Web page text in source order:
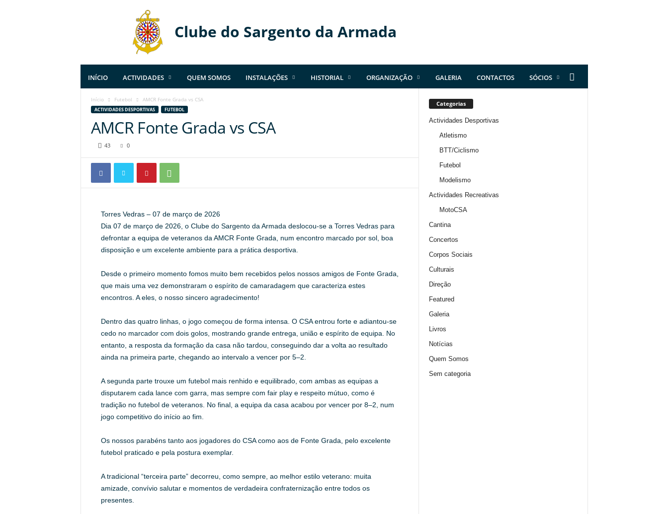
Clube do Sargento da Armada
INÍCIO ACTIVIDADES QUEM SOMOS INSTALAÇÕES HISTORIAL ORGANIZAÇÃO GALERIA CONTACTOS SÓCIOS
Início Futebol AMCR Fonte Grada vs CSA
ACTIVIDADES DESPORTIVAS FUTEBOL
AMCR Fonte Grada vs CSA
43 0
Torres Vedras – 07 de março de 2026
Dia 07 de março de 2026, o Clube do Sargento da Armada deslocou‑se a Torres Vedras para
defrontar a equipa de veteranos da AMCR Fonte Grada, num encontro marcado por sol, boa
disposição e um excelente ambiente para a prática desportiva.
Desde o primeiro momento fomos muito bem recebidos pelos nossos amigos de Fonte Grada,
que mais uma vez demonstraram o espírito de camaradagem que caracteriza estes
encontros. A eles, o nosso sincero agradecimento!
Dentro das quatro linhas, o jogo começou de forma intensa. O CSA entrou forte e adiantou‑se
cedo no marcador com dois golos, mostrando grande entrega, união e espírito de equipa. No
entanto, a resposta da formação da casa não tardou, conseguindo dar a volta ao resultado
ainda na primeira parte, chegando ao intervalo a vencer por 5–2.
A segunda parte trouxe um futebol mais renhido e equilibrado, com ambas as equipas a
disputarem cada lance com garra, mas sempre com fair play e respeito mútuo, como é
tradição no futebol de veteranos. No final, a equipa da casa acabou por vencer por 8–2, num
jogo competitivo do início ao fim.
Os nossos parabéns tanto aos jogadores do CSA como aos de Fonte Grada, pelo excelente
futebol praticado e pela postura exemplar.
A tradicional “terceira parte” decorreu, como sempre, ao melhor estilo veterano: muita
amizade, convívio salutar e momentos de verdadeira confraternização entre todos os
presentes.
Categorias
Actividades Desportivas
Atletismo
BTT/Ciclismo
Futebol
Modelismo
Actividades Recreativas
MotoCSA
Cantina
Concertos
Corpos Sociais
Culturais
Direção
Featured
Galeria
Livros
Notícias
Quem Somos
Sem categoria